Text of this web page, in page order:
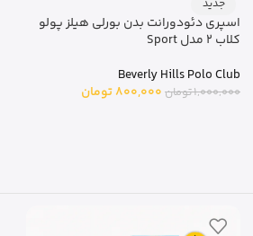
جدید
اسپری دئودورانت بدن بورلی هیلز پولو
کلاب 2 مدل Sport
Beverly Hills Polo Club
1,000,000تومان 800,000تومان